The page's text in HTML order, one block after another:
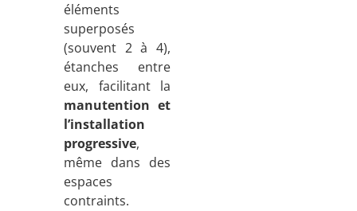
éléments
superposés
(souvent 2 à 4),
étanches entre
eux, facilitant la
manutention et
l’installation
progressive,
même dans des
espaces
contraints.